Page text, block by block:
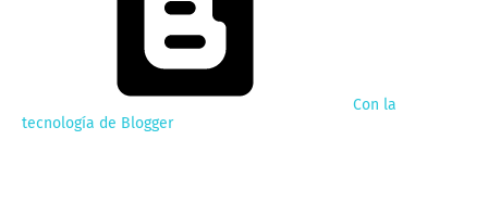
Con la
tecnología de Blogger